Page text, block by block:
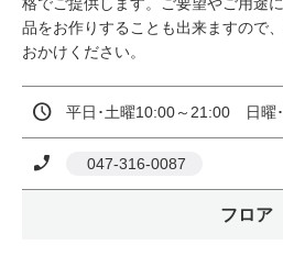
品をお作りすることも出来ますので
おかけください。
平日･土曜10:00～21:00　日曜
047-316-0087
フロア